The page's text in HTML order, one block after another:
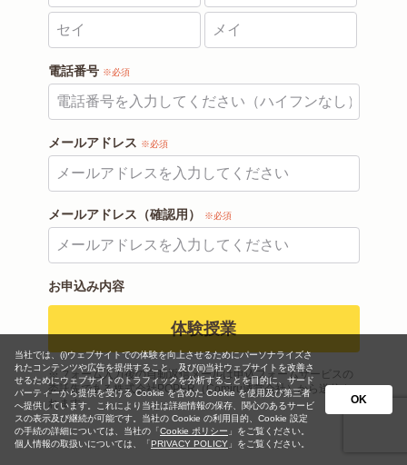
電話番号 ※必須
メールアドレス ※必須
メールアドレス（確認用） ※必須
お申込み内容
体験授業
※フォーム入力後の自動返信メールは申込フォームサービスの
委託先である株式会社POPER（Comiru運営会社）から送信さ
れます
当社では、(i)ウェブサイトでの体験を向上させるためにパーソナライズさ
れたコンテンツや広告を提供すること、及び(ii)当社ウェブサイトを改善さ
せるためにウェブサイトのトラフィックを分析することを目的に、サード
パーティーから提供を受ける Cookie を含めた Cookie を使用及び第三者
へ提供しています。これにより当社は詳細情報の保存、関心のあるサービ
スの表示及び継続が可能です。当社の Cookie の利用目的、Cookie 設定
の手続の詳細については、当社の「Cookie ポリシー 」をご覧ください。
個人情報の取扱いについては、「PRIVACY POLICY 」をご覧ください。
OK